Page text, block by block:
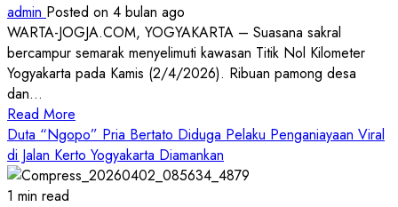
Perhotelan
Tetap
Bertahan
dan
admin Posted on 4 bulan ago
WARTA-JOGJA.COM, YOGYAKARTA – Suasana sakral
bercampur semarak menyelimuti kawasan Titik Nol Kilometer
Yogyakarta pada Kamis (2/4/2026). Ribuan pamong desa
dan...
Read More
more
about
Ribuan
Duta “Ngopo” Pria Bertato Diduga Pelaku Penganiayaan Viral
di Jalan Kerto Yogyakarta Diamankan
1 min read